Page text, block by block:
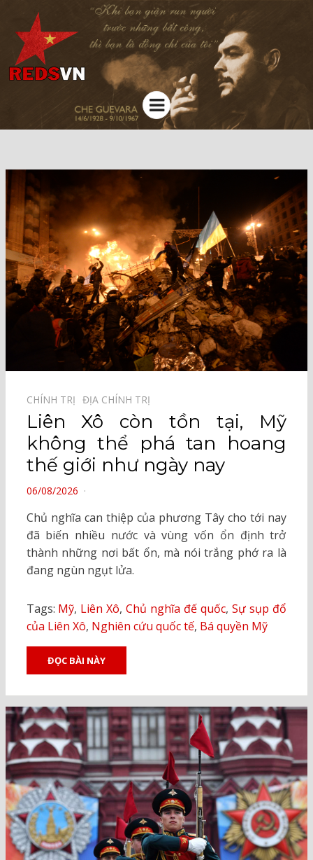
Kênh chia sẻ tri thức cộng đồng
Menu
CHÍNH TRỊ⠀ ĐỊA CHÍNH TRỊ⠀
Liên Xô còn tồn tại, Mỹ
không thể phá tan hoang
thế giới như ngày nay
POSTED
06/08/2026
Chủ nghĩa can thiệp của phương Tây cho tới nay
đã biến nhiều nước và vùng vốn ổn định trở
thành những nơi bất ổn, mà nói trắng phớ ra là
đang ngùn ngụt lửa.
Tags: Mỹ, Liên Xô,Chủ nghĩa đế quốc, Sự sụp đổ
của Liên Xô, Nghiên cứu quốc tế, Bá quyền Mỹ
ĐỌC BÀI NÀY